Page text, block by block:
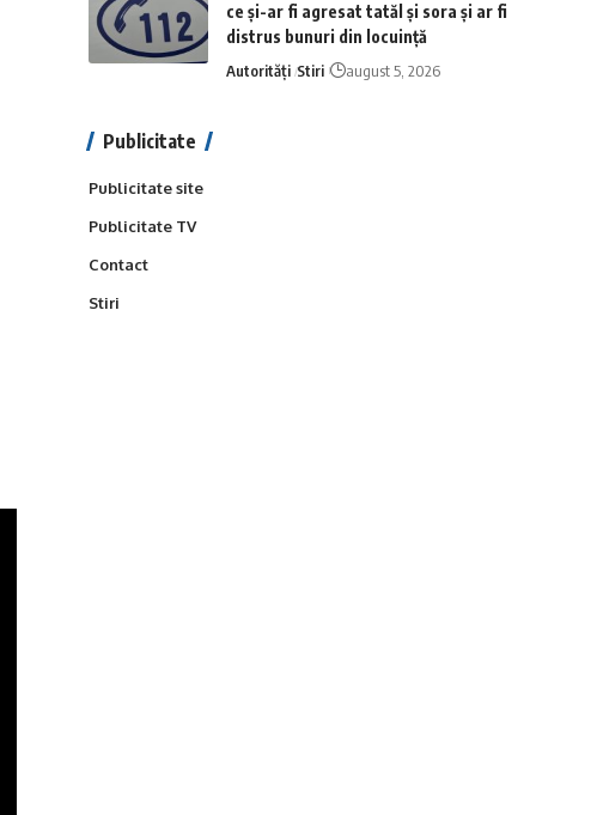
ce și-ar fi agresat tatăl și sora și ar fi
distrus bunuri din locuință
Autorități Stiri august 5, 2026
Publicitate
Publicitate site
Publicitate TV
Contact
Stiri